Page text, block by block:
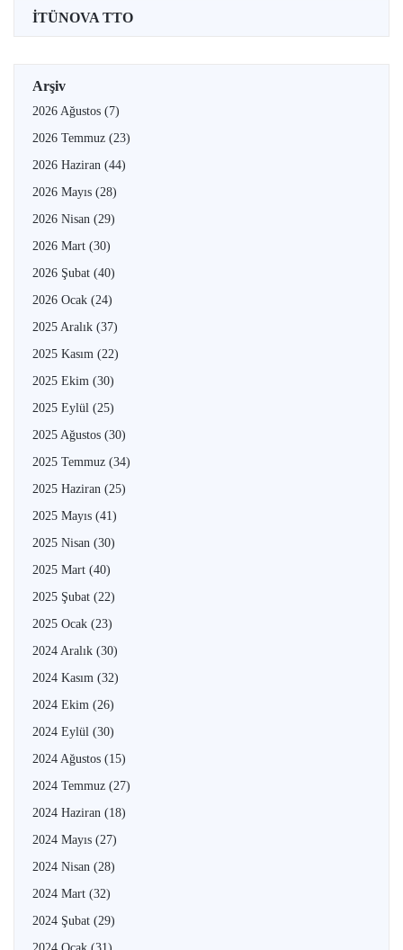
İTÜNOVA TTO
Arşiv
2026 Ağustos (7)
2026 Temmuz (23)
2026 Haziran (44)
2026 Mayıs (28)
2026 Nisan (29)
2026 Mart (30)
2026 Şubat (40)
2026 Ocak (24)
2025 Aralık (37)
2025 Kasım (22)
2025 Ekim (30)
2025 Eylül (25)
2025 Ağustos (30)
2025 Temmuz (34)
2025 Haziran (25)
2025 Mayıs (41)
2025 Nisan (30)
2025 Mart (40)
2025 Şubat (22)
2025 Ocak (23)
2024 Aralık (30)
2024 Kasım (32)
2024 Ekim (26)
2024 Eylül (30)
2024 Ağustos (15)
2024 Temmuz (27)
2024 Haziran (18)
2024 Mayıs (27)
2024 Nisan (28)
2024 Mart (32)
2024 Şubat (29)